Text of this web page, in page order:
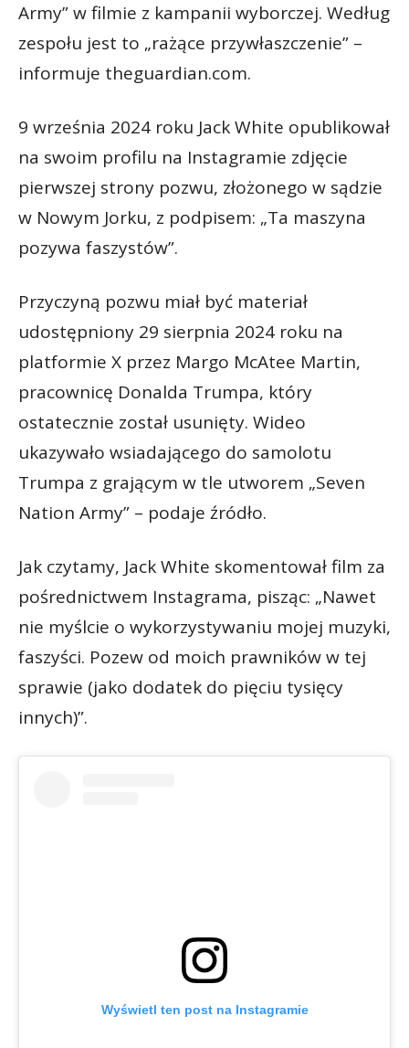
Army” w filmie z kampanii wyborczej. Według
zespołu jest to „rażące przywłaszczenie” –
informuje theguardian.com.
9 września 2024 roku Jack White opublikował
na swoim profilu na Instagramie zdjęcie
pierwszej strony pozwu, złożonego w sądzie
w Nowym Jorku, z podpisem: „Ta maszyna
pozywa faszystów”.
Przyczyną pozwu miał być materiał
udostępniony 29 sierpnia 2024 roku na
platformie X przez Margo McAtee Martin,
pracownicę Donalda Trumpa, który
ostatecznie został usunięty. Wideo
ukazywało wsiadającego do samolotu
Trumpa z grającym w tle utworem „Seven
Nation Army” – podaje źródło.
Jak czytamy, Jack White skomentował film za
pośrednictwem Instagrama, pisząc: „Nawet
nie myślcie o wykorzystywaniu mojej muzyki,
faszyści. Pozew od moich prawników w tej
sprawie (jako dodatek do pięciu tysięcy
innych)”.
Wyświetl ten post na Instagramie